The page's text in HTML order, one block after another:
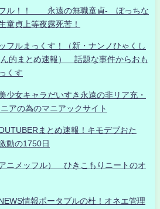
フル！！ 永遠の無職童貞- ぼっちな
童貞上等夜露死苦！
フルまっくす！（新・ナンノひゃくし
的まとめ速報） 話題な事件からおも
くす
少女キャラだいすき永遠の非リア充・
アの為のマニアックサイト
まとめ速報！キモデブおた
動の1750日
ニメッフル） ひきこもりニートのオ
情報ポータブルの杜！オネエ管理